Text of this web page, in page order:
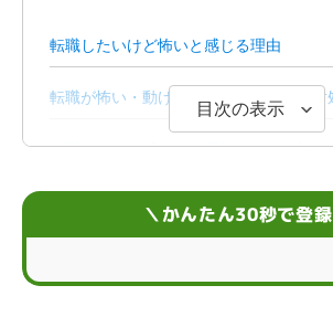
転職したいけど怖いと感じる理由
転職が怖い・動けないと感じたときの対
転職が怖いと感じても勇気を出して踏み
目次の表示
＼かんたん30秒で登